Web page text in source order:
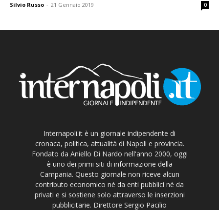
Silvio Russo - 21 Gennaio 2019 0
Internapoli.it è un giornale indipendente di
cronaca, politica, attualità di Napoli e provincia.
Fondato da Aniello Di Nardo nell'anno 2000, oggi
è uno dei primi siti di informazione della
Campania. Questo giornale non riceve alcun
contributo economico né da enti pubblici né da
privati e si sostiene solo attraverso le inserzioni
pubblicitarie. Direttore Sergio Pacilio